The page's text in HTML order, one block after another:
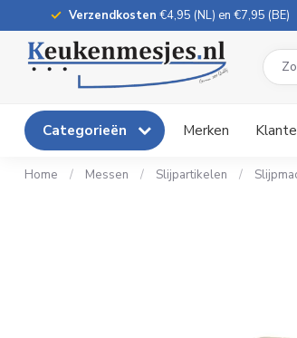
Verzendkosten €4,95 (NL) en €7,95 (BE)
Categorieën Merken
Home / Messen / Slijpartikelen /